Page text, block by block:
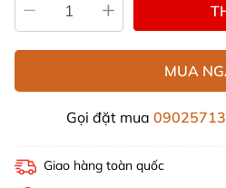
MUA
Gọi đặt mua
Giao hàng toàn quốc